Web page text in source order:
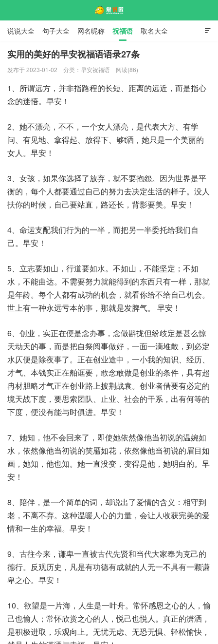

说说大全 句子大全 网名昵称 祝福语 取名大全
标语口号 签名大全
实用的美好的早安祝福语语录27条
发布于 2023-01-02 分类： 早安祝福语 阅读(86)
1、所谓远方，并非指路程的长短、距离的远近，而是指心
念的迷悟。早安！
2、她不漂亮，不不，一个女人漂亮，是代表大方、有学
问、有见地、拿得起、放得下、够t洒，她只是一个美丽的
女人。早安！
3、女孩，如果你选择了放弃，就不要抱怨。因为世界是平
衡的，每个人都要通过自己的努力去决定生活的样子。没人
扶你的时候，自己要站直，路还长，背影要美。早安！
4、命运支配我们行为的一半，而把另一半委托给我们自
己。早安！
5、立志要如山，行道要如水。不如山，不能坚定；不如
水，不能曲达。不需要努力就能得到的东西只有一样，那就
是年龄。每个人都有成功的机会，就看你给不给自己机会。
世上有一种永远亏本的事，那就是发脾气。 早安！
6、创业，实正在便是念办事，念做斟拢但纷歧定是甚么惊
天动天的事，而是把自祭阅事做好，一面一滴堆散，到必定
水仄便是除夜事了。正在创业途中，一小我的知识、经历、
才气、本钱实正在舶诓要，敢念敢做是创业的条件，具有超
冉材胆略才气正在创业路上披荆战袁。创业者借要有必定的
境天战下度，要思索团队、止业、社会的干系，出有何等的
下度，便没有能与时俱进。早安！
7、她知，他不会回来了，即使她依然像他当初说的温婉如
水，依然像他当初说的笑靥如花，依然像他当初说的眉目如
画，她知，他也知。她一直没变，变得是他，她明白的。早
安！
8、陪伴，是一个简单的词，却说出了爱情的含义：相守到
老，不离不弃。这种温暖人心的力量，会让人收获完美的爱
情和一生的幸福。早安！
9、古往今来，谦卑一直被古代先贤和当代大家奉为克己的
德行。反观历史，凡是有功德有成就的人无一不具有一颗谦
卑之心。早安！
10、欲望是一片海，人生是一叶舟。常怀感恩之心的人，愉
己也愉人；常怀欣赏之心的人，悦己也悦人。真正的潇洒，
是积极进取，乐观向上。无忧无虑、无恐无惧、轻松愉快，